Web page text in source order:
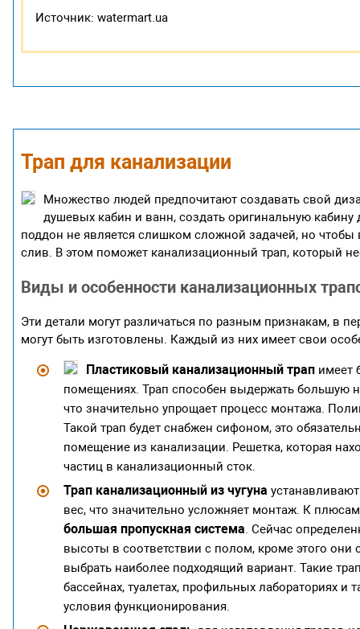
Источник: watermart.ua
Трап для канализации
Множество людей предпочитают создавать свой
душевых кабин и ванн, создать оригинальную
поддон не является слишком сложной задачей, но
слив. В этом поможет канализационный трап, который
Виды и особенности канализационных
Эти детали могут различаться по разным признакам, в
могут быть изготовлены. Каждый из них имеет свои
Пластиковый канализационный трапимеет
помещениях. Трап способен выдержать большую
что значительно упрощает процесс монтажа.
Такой трап будет снабжен сифоном, это
помещение из канализации. Решетка, которая
частиц в канализационный сток.
Трап канализационный из чугуна
вес, что значительно усложняет монтаж. К
большая пропускная система . Сейчас
высоты в соответствии с полом, кроме этого
выбрать наиболее подходящий вариант. Такие
бассейнах, туалетах, профильных лабораториях
условия функционирования.